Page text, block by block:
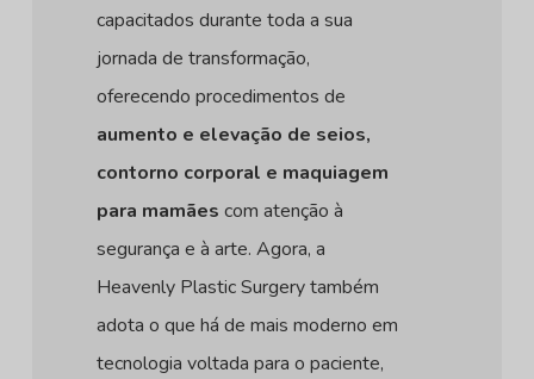
capacitados durante toda a sua
jornada de transformação,
oferecendo procedimentos de
aumento e elevação de seios,
contorno corporal e maquiagem
para mamães com atenção à
segurança e à arte. Agora, a
Heavenly Plastic Surgery também
adota o que há de mais moderno em
tecnologia voltada para o paciente,